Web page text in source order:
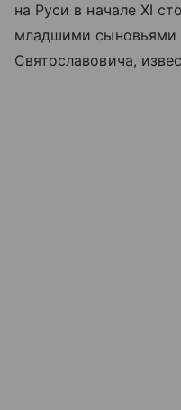
на Руси в начале XI
младшими сыновьями
Святославовича,